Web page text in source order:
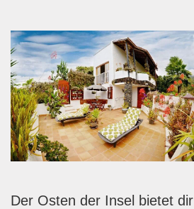
Der Osten der Insel bietet dir